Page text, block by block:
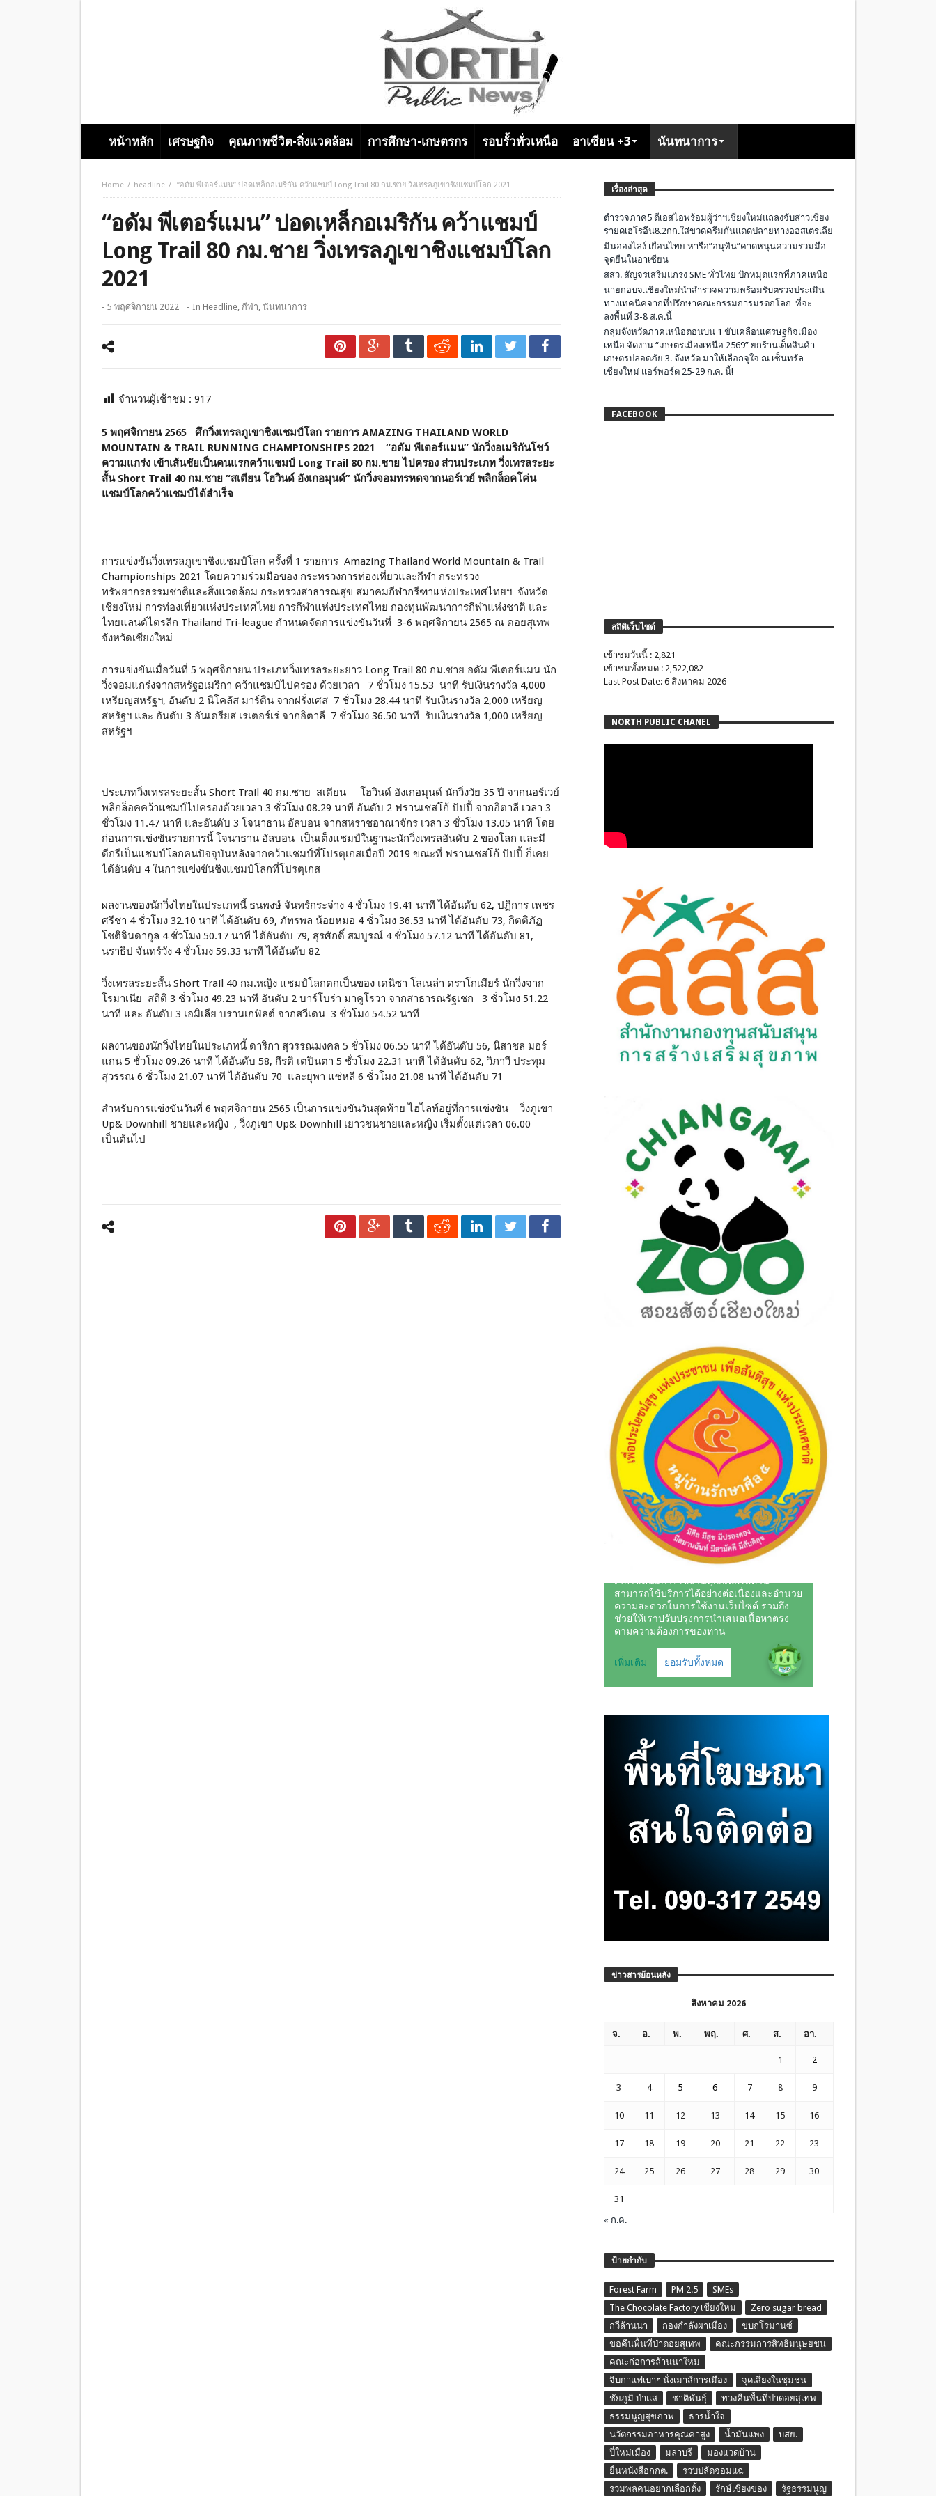
หน้าหลัก เศรษฐกิจ คุณภาพชีวิต-สิ่งแวดล้อม การศึกษา-เกษตรกร รอบรั้วทั่วเหนือ อาเซียน +3 นันทนาการ
Home headline “อดัม พีเตอร์แมน” ปอดเหล็กอเมริกัน คว้าแชมป์ Long Trail 80 กม.ชาย วิ่งเทรลภูเขาชิงแชมป์โลก 2021
“อดัม พีเตอร์แมน” ปอดเหล็กอเมริกัน คว้าแชมป์
Long Trail 80 กม.ชาย วิ่งเทรลภูเขาชิงแชมป์โลก
2021
- 5 พฤศจิกายน 2022 - In Headline, กีฬา, นันทนาการ
จำนวนผู้เช้าชม : 917
5 พฤศจิกายน 2565 ศึกวิ่งเทรลภูเขาชิงแชมป์โลก รายการ AMAZING THAILAND WORLD
MOUNTAIN & TRAIL RUNNING CHAMPIONSHIPS 2021 “อดัม พีเตอร์แมน” นักวิ่งอเมริกันโชว์
ความแกร่ง เข้าเส้นชัยเป็นคนแรกคว้าแชมป์ Long Trail 80 กม.ชาย ไปครอง ส่วนประเภท วิ่งเทรลระยะ
สั้น Short Trail 40 กม.ชาย “สเตียน โฮวินด์ อังเกอมุนด์” นักวิ่งจอมทรหดจากนอร์เวย์ พลิกล็อคโค่น
แชมป์โลกคว้าแชมป์ได้สำเร็จ
การแข่งขันวิ่งเทรลภูเขาชิงแชมป์โลก ครั้งที่ 1 รายการ Amazing Thailand World Mountain & Trail
Championships 2021 โดยความร่วมมือของ กระทรวงการท่องเที่ยวและกีฬา กระทรวง
ทรัพยากรธรรมชาติและสิ่งแวดล้อม กระทรวงสาธารณสุข สมาคมกีฬากรีฑาแห่งประเทศไทยฯ จังหวัด
เชียงใหม่ การท่องเที่ยวแห่งประเทศไทย การกีฬาแห่งประเทศไทย กองทุนพัฒนาการกีฬาแห่งชาติ และ
ไทยแลนด์ไตรลีก Thailand Tri-league กำหนดจัดการแข่งขันวันที่ 3-6 พฤศจิกายน 2565 ณ ดอยสุเทพ
จังหวัดเชียงใหม่
การแข่งขันเมื่อวันที่ 5 พฤศจิกายน ประเภทวิ่งเทรลระยะยาว Long Trail 80 กม.ชาย อดัม พีเตอร์แมน นัก
วิ่งจอมแกร่งจากสหรัฐอเมริกา คว้าแชมป์ไปครอง ด้วยเวลา 7 ชั่วโมง 15.53 นาที รับเงินรางวัล 4,000
เหรียญสหรัฐฯ, อันดับ 2 นิโคลัส มาร์ติน จากฝรั่งเศส 7 ชั่วโมง 28.44 นาที รับเงินรางวัล 2,000 เหรียญ
สหรัฐฯ และ อันดับ 3 อันเดรียส เรเตอร์เร่ จากอิตาลี 7 ชั่วโมง 36.50 นาที รับเงินรางวัล 1,000 เหรียญ
สหรัฐฯ
ประเภทวิ่งเทรลระยะสั้น Short Trail 40 กม.ชาย สเตียน โฮวินด์ อังเกอมุนด์ นักวิ่งวัย 35 ปี จากนอร์เวย์
พลิกล็อคคว้าแชมป์ไปครองด้วยเวลา 3 ชั่วโมง 08.29 นาที อันดับ 2 ฟรานเชสโก้ ปัปปี้ จากอิตาลี เวลา 3
ชั่วโมง 11.47 นาที และอันดับ 3 โจนาธาน อัลบอน จากสหราชอาณาจักร เวลา 3 ชั่วโมง 13.05 นาที โดย
ก่อนการแข่งขันรายการนี้ โจนาธาน อัลบอน เป็นเต็งแชมป์ในฐานะนักวิ่งเทรลอันดับ 2 ของโลก และมี
ดีกรีเป็นแชมป์โลกคนปัจจุบันหลังจากคว้าแชมป์ที่โปรตุเกสเมื่อปี 2019 ขณะที่ ฟรานเชสโก้ ปัปปี้ ก็เคย
ได้อันดับ 4 ในการแข่งขันชิงแชมป์โลกที่โปรตุเกส
ผลงานของนักวิ่งไทยในประเภทนี้ ธนพงษ์ จันทร์กระจ่าง 4 ชั่วโมง 19.41 นาที ได้อันดับ 62, ปฏิการ เพชร
ศรีชา 4 ชั่วโมง 32.10 นาที ได้อันดับ 69, ภัทรพล น้อยหมอ 4 ชั่วโมง 36.53 นาที ได้อันดับ 73, กิตติภัฏ
โชติจินดากุล 4 ชั่วโมง 50.17 นาที ได้อันดับ 79, สุรศักดิ์ สมบูรณ์ 4 ชั่วโมง 57.12 นาที ได้อันดับ 81,
นราธิป จันทร์วัง 4 ชั่วโมง 59.33 นาที ได้อันดับ 82
วิ่งเทรลระยะสั้น Short Trail 40 กม.หญิง แชมป์โลกตกเป็นของ เดนิซา โลเนล่า ดราโกเมียร์ นักวิ่งจาก
โรมาเนีย สถิติ 3 ชั่วโมง 49.23 นาที อันดับ 2 บาร์โบร่า มาคูโรวา จากสาธารณรัฐเชก 3 ชั่วโมง 51.22
นาที และ อันดับ 3 เอมิเลีย บรานเกฟัลต์ จากสวีเดน 3 ชั่วโมง 54.52 นาที
ผลงานของนักวิ่งไทยในประเภทนี้ ดาริกา สุวรรณมงคล 5 ชั่วโมง 06.55 นาที ได้อันดับ 56, นิสาชล มอร์
แกน 5 ชั่วโมง 09.26 นาที ได้อันดับ 58, กีรติ เตปินตา 5 ชั่วโมง 22.31 นาที ได้อันดับ 62, วิภาวี ประทุม
สุวรรณ 6 ชั่วโมง 21.07 นาที ได้อันดับ 70 และยุพา แซ่หลี 6 ชั่วโมง 21.08 นาที ได้อันดับ 71
สำหรับการแข่งขันวันที่ 6 พฤศจิกายน 2565 เป็นการแข่งขันวันสุดท้าย ไฮไลท์อยู่ที่การแข่งขัน วิ่งภูเขา
Up& Downhill ชายและหญิง , วิ่งภูเขา Up& Downhill เยาวชนชายและหญิง เริ่มตั้งแต่เวลา 06.00
เป็นต้นไป
เรื่องล่าสุด
ตำรวจภาค5 ดีเอสไอพร้อมผู้ว่าฯเชียงใหม่แถลงจับสาวเชียง
รายดเฮโรอีน8.2กก.ใส่ขวดครีมกันแดดปลายทางออสเตรเลีย
มินอองไลง์ เยือนไทย หารือ”อนุทิน”คาดหนุนความร่วมมือ-
จุดยืนในอาเซียน
สสว. สัญจรเสริมแกร่ง SME ทั่วไทย ปักหมุดแรกที่ภาคเหนือ
นายกอบจ.เชียงใหม่นำสำรวจความพร้อมรับตรวจประเมิน
ทางเทคนิคจากที่ปรึกษาคณะกรรมการมรดกโลก ที่จะ
ลงพื้นที่ 3-8 ส.ค.นี้
กลุ่มจังหวัดภาคเหนือตอนบน 1 ขับเคลื่อนเศรษฐกิจเมือง
เหนือ จัดงาน “เกษตรเมืองเหนือ 2569” ยกร้านเด็ดสินค้า
เกษตรปลอดภัย 3. จังหวัด มาให้เลือกจุใจ ณ เซ็นทรัล
เชียงใหม่ แอร์พอร์ต 25-29 ก.ค. นี้!
FACEBOOK
สถิติเว็บไซต์
เข้าชมวันนี้ : 2,821
เข้าชมทั้งหมด : 2,522,082
Last Post Date: 6 สิงหาคม 2026
NORTH PUBLIC CHANEL
ข่าวสารย้อนหลัง
สิงหาคม 2026
จ. อ. พ. พฤ. ศ. ส. อา.
1 2
3 4 5 6 7 8 9
10 11 12 13 14 15 16
17 18 19 20 21 22 23
24 25 26 27 28 29 30
31
« ก.ค.
ป้ายกำกับ
Forest Farm PM 2.5
SMEs
The Chocolate Factory เชียงใหม่
Zero sugar bread
กวีล้านนา
กองกำลังผาเมือง
ขบถโรมานซ์
ขอคืนพื้นที่ป่าดอยสุเทพ
คณะกรรมการสิทธิมนุษยชน
คณะก่อการล้านนาใหม่
จิบกาแฟเบาๆ นั่งเมาส์การเมือง
จุดเสี่ยงในชุมชน
ชัยภูมิ ป่าแส
ชาติพันธุ์
ทวงคืนพื้นที่ป่าดอยสุเทพ
ธรรมนูญสุขภาพ
ธารน้ำใจ
นวัตกรรมอาหารคุณค่าสูง
น้ำมันแพง
บสย.
ปี๋ใหม่เมือง
มลาบรี
มองแวดบ้าน
ยื่นหนังสือกกต.
รวบปลัดจอมแฉ
รวมพลคนอยากเลือกตั้ง
รักษ์เชียงของ รัฐธรรมนูญ